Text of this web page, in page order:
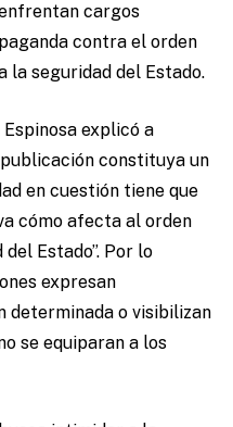
cargos
contra el orden
seguridad del Estado.
explicó a
constituya un
en cuestión tiene que
cómo afecta al orden
Estado”. Por lo
expresan
determinada o visibilizan
se equiparan a los